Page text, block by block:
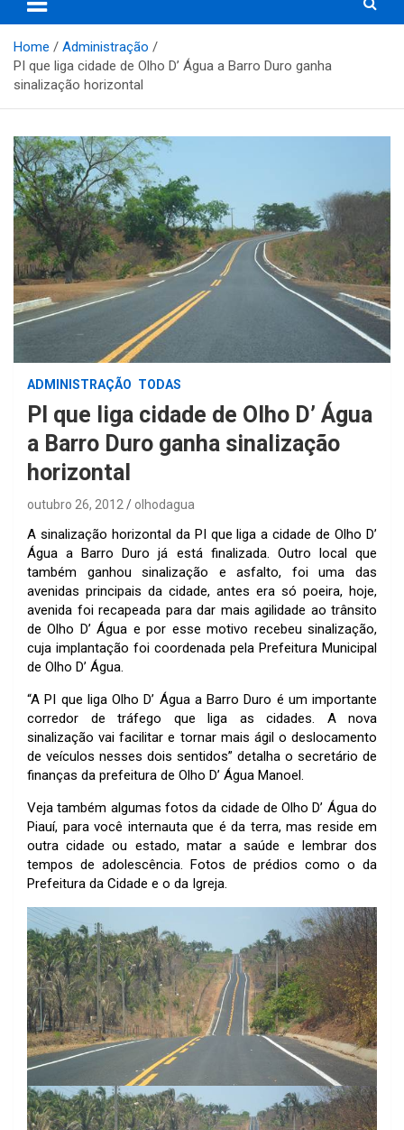
Home
Administração
PI que liga cidade de Olho D’ Água a Barro Duro ganha
sinalização horizontal
ADMINISTRAÇÃO TODAS
PI que liga cidade de Olho D’ Água
a Barro Duro ganha sinalização
horizontal
outubro 26, 2012 olhodagua
A sinalização horizontal da PI que liga a cidade de Olho D’
Água a Barro Duro já está finalizada. Outro local que
também ganhou sinalização e asfalto, foi uma das
avenidas principais da cidade, antes era só poeira, hoje,
avenida foi recapeada para dar mais agilidade ao trânsito
de Olho D’ Água e por esse motivo recebeu sinalização,
cuja implantação foi coordenada pela Prefeitura Municipal
de Olho D’ Água.
“A PI que liga Olho D’ Água a Barro Duro é um importante
corredor de tráfego que liga as cidades. A nova
sinalização vai facilitar e tornar mais ágil o deslocamento
de veículos nesses dois sentidos” detalha o secretário de
finanças da prefeitura de Olho D’ Água Manoel.
Veja também algumas fotos da cidade de Olho D’ Água do
Piauí, para você internauta que é da terra, mas reside em
outra cidade ou estado, matar a saúde e lembrar dos
tempos de adolescência. Fotos de prédios como o da
Prefeitura da Cidade e o da Igreja.